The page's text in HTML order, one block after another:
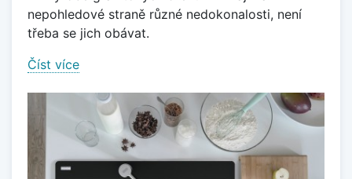
nepohledové straně různé nedokonalosti, není
třeba se jich obávat.
Číst více